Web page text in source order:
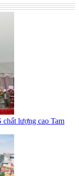
lượng cao Tam